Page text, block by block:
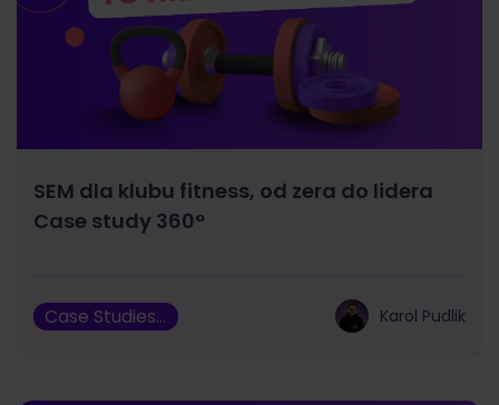
SEM dla klubu fitness, od zera do lidera
Case study 360°
Case Studies, Marketing Karol Pudlik